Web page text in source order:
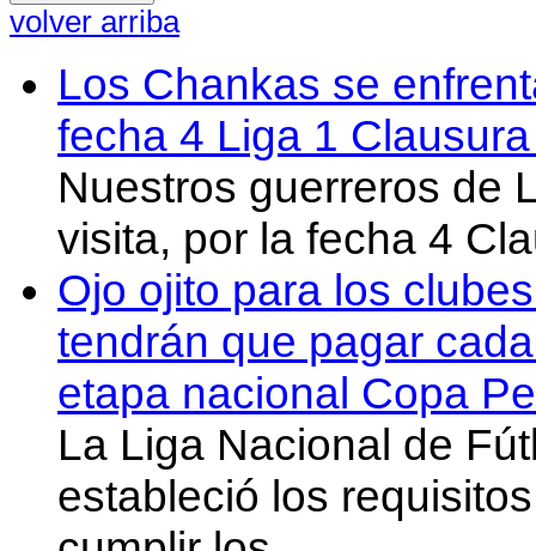
volver arriba
Los Chankas se
fecha 4 Liga 1
Nuestros guerreros de
visita, por la fecha 4
Ojo ojito para los
tendrán que pagar
etapa nacional Copa
La Liga Nacional de
estableció los